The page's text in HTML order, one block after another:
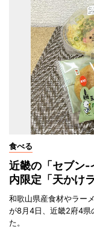
食べる
近畿の「セブン
内限定「天かけ
和歌山県産食材やラー
が8月4日、近畿2府4県
た。